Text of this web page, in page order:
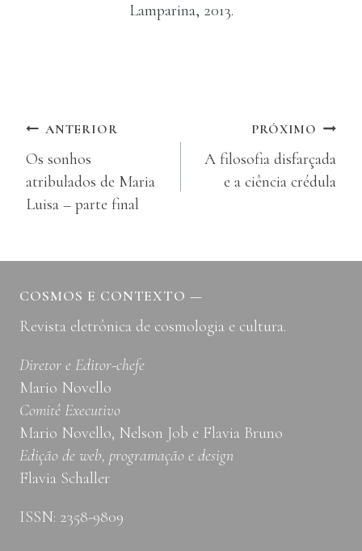
Lamparina, 2013.
Navegação
de
Post
ANTERIOR
Os sonhos
atribulados de Maria
Luisa – parte final
PRÓXIMO
A filosofia disfarçada
e a ciência crédula
COSMOS E CONTEXTO—
Revista eletrônica de cosmologia e cultura.
Diretor e Editor-chefe
Mario Novello
Comitê Executivo
Mario Novello, Nelson Job e Flavia Bruno
Edição de web, programação e design
Flavia Schaller
ISSN: 2358-9809